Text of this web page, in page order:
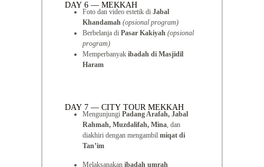
DAY 6 — MEKKAH
Foto dan video estetik diJabal
Khandamah (opsional program)
Berbelanja diPasar Kakiyah (opsional
program)
Memperbanyakibadah di Masjidil
Haram
DAY 7 — CITY TOUR MEKKAH
MengunjungiPadang Arafah, Jabal
Rahmah, Muzdalifah, Mina, dan
diakhiri dengan mengambilmiqat di
Tan’im
Melaksanakanibadah umrah